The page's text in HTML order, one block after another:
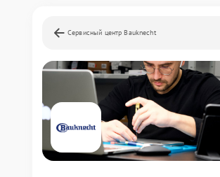
Сервисный центр Bauknecht